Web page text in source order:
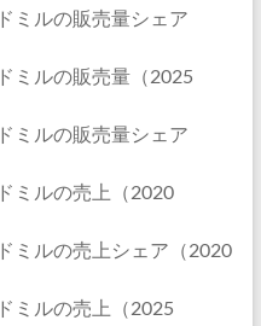
ミルの販売量シェア
ミルの販売量（2025
ミルの販売量シェア
ミルの売上（2020
ミルの売上シェア（2020
ミルの売上（2025